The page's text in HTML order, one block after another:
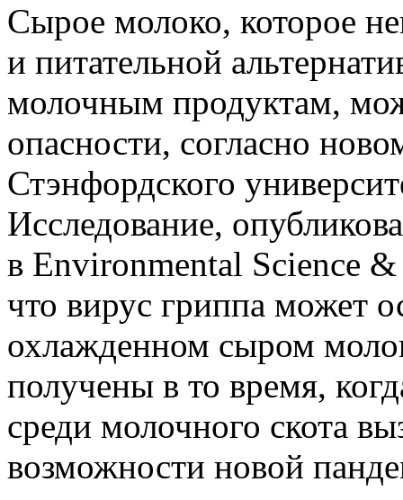
Сырое молоко, которое
и питательной
молочным продуктам,
опасности, согласно
Стэнфордского
Исследование,
в Environmental Science
что вирус гриппа может
охлажденном сыром
получены в то время,
среди молочного скота
возможности новой